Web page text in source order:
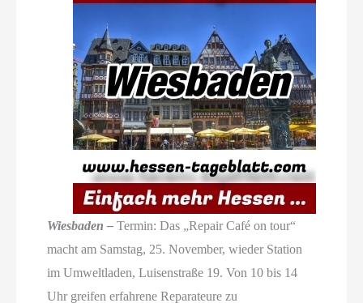
Wiesbaden – Termin: Das „Repair Café on tour“
macht am Samstag, 25. November, wieder Station
im Umweltladen, Luisenstraße 19. Von 10 bis 14
Uhr greifen erfahrene Reparateure zu